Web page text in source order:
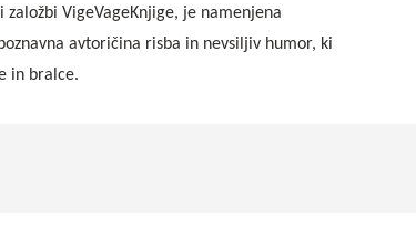
VigeVageKnjige, je namenjena
avtoričina risba in nevsiljiv humor, ki
in bralce.